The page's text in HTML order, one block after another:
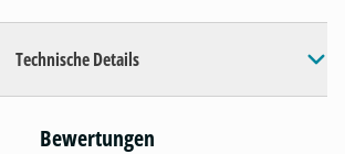
Technische Details
Bewertungen